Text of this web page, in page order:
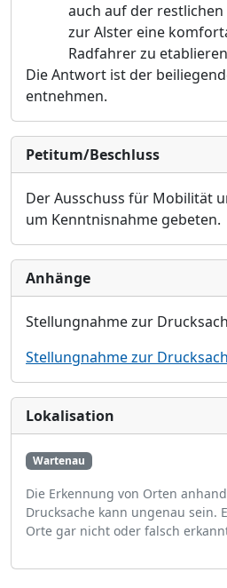
auch auf der
zur Alster eine
Radfahrer zu
Die Antwort ist der
entnehmen.
Petitum/Beschluss
DerAusschuss für Mobilität
um Kenntnisnahme gebeten.
Anhänge
Stellungnahme zur
Stellungnahme zur
Lokalisation
Wartenau
Die Erkennung von Orten
Drucksache kann ungenau sein.
Orte gar nicht oder falsch